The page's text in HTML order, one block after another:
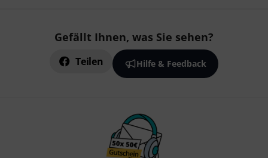
Gefällt Ihnen, was Sie sehen?
Teilen Hilfe & Feedback